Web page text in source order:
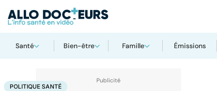
Santé Bien-être Famille Émissions
AccueilSantéSociété Santé publiquePolitique santé
POLITIQUE SANTÉ